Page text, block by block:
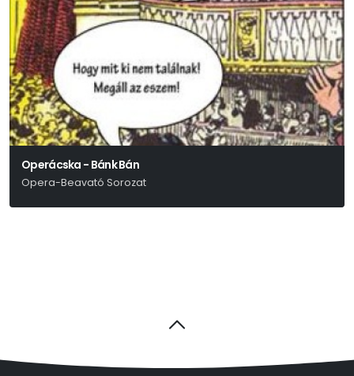
Operácska - Bánk Bán
Opera-Beavató Sorozat